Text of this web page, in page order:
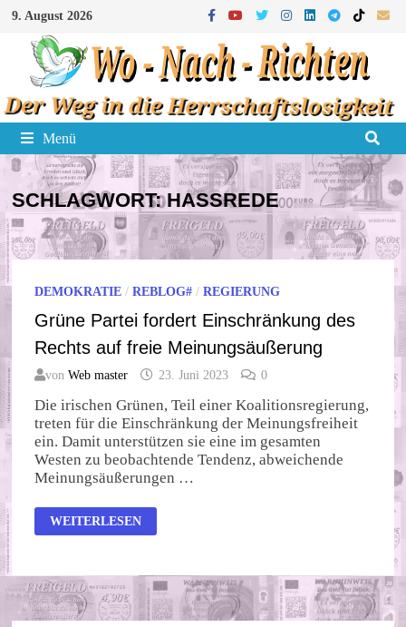
Zum
Inhalt
springen
9. August 2026
Menü
SCHLAGWORT:HASSREDE
DEMOKRATIE /REBLOG# /REGIERUNG
Grüne Partei fordert Einschränkung des
Rechts auf freie Meinungsäußerung
vonWeb master 23. Juni 2023 0
Die irischen Grünen, Teil einer Koalitionsregierung,
treten für die Einschränkung der Meinungsfreiheit
ein. Damit unterstützen sie eine im gesamten
Westen zu beobachtende Tendenz, abweichende
Meinungsäußerungen …
GRÜNE
PARTEI
RECHTS
AUF
FREIE
MEINUNGSÄUSSERUNG
WEITERLESEN